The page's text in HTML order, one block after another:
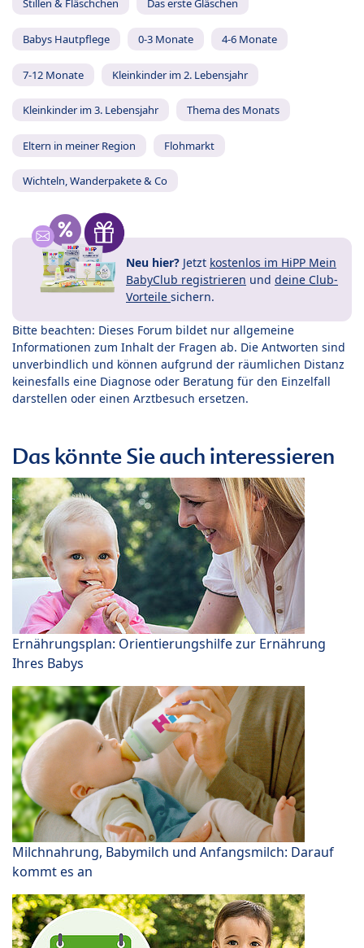
Stillen & Fläschchen Das erste Gläschen
Babys Hautpflege 0-3 Monate 4-6 Monate
7-12 Monate Kleinkinder im 2. Lebensjahr
Kleinkinder im 3. Lebensjahr Thema des Monats
Eltern in meiner Region Flohmarkt
Wichteln, Wanderpakete & Co
Neu hier? Jetzt kostenlos im HiPP Mein
BabyClub registrieren und deine Club-
Vorteile sichern.
Bitte beachten: Dieses Forum bildet nur allgemeine
Informationen zum Inhalt der Fragen ab. Die Antworten sind
unverbindlich und können aufgrund der räumlichen Distanz
keinesfalls eine Diagnose oder Beratung für den Einzelfall
darstellen oder einen Arztbesuch ersetzen.
Das könnte Sie auch interessieren
Ernährungsplan: Orientierungshilfe zur Ernährung
Ihres Babys
Milchnahrung, Babymilch und Anfangsmilch: Darauf
kommt es an